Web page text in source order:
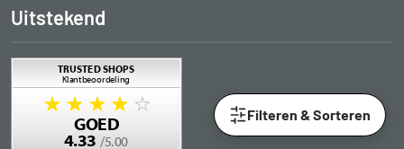
Filteren & Sorteren
Uitstekend